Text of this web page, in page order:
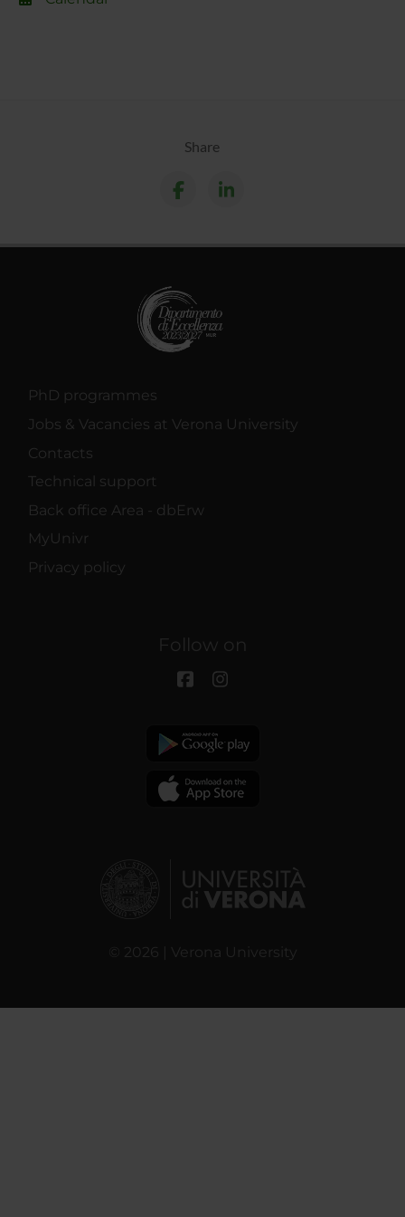
Share
PhD programmes
Jobs & Vacancies at Verona University
Contacts
Technical support
Back office Area - dbErw
MyUnivr
Privacy policy
Follow on
© 2026 | Verona University